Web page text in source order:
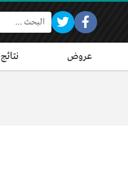
البحث:
عروض نتائج